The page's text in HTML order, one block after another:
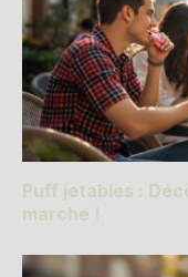
Puff jetables :
marché !